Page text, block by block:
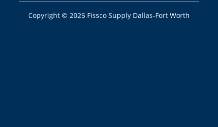
Copyright © 2026 Fissco Supply Dallas-Fort Worth